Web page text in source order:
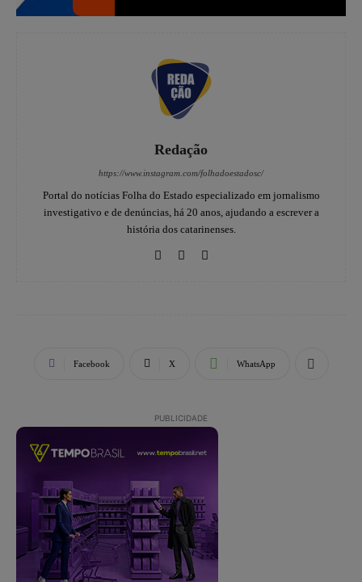
Redação
https://www.instagram.com/folhadoestadosc/
Portal do notícias Folha do Estado especializado em jornalismo
investigativo e de denúncias, há 20 anos, ajudando a escrever a
história dos catarinenses.
Facebook X WhatsApp
PUBLICIDADE